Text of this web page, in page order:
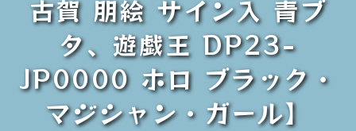
古賀 朋絵 サイン入 青ブ
タ、遊戯王 DP23-
JP0000 ホロ ブラック・
マジシャン・ガール】